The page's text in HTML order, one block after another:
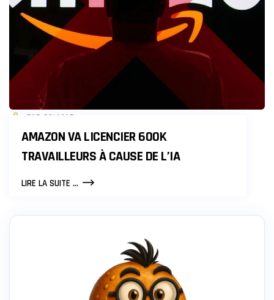
PAR COLMAR
AMAZON VA LICENCIER 600K
TRAVAILLEURS À CAUSE DE L’IA
LIRE LA SUITE ...AMAZON
600K